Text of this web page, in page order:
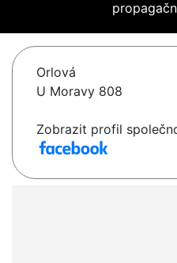
Orlová
U Moravy 808
Zobrazit profil